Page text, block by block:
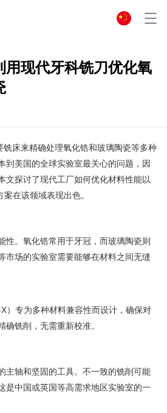
用现代牙科铣刀优化氧
床来精确处理氧化锆和玻璃陶瓷等多种
到美国的全球实验室最关心的问题，因
文探讨了现代工厂如何优化材料性能以
在该领域表现出色。
性。氧化锆常用于牙冠，而玻璃陶瓷则
市场的实验室需要能够在材料之间无缝
）专为多种材料兼容性而设计，确保对
铣削，无需重新校准。
主轴和坚固的工具。不一致的铣削可能
是中国或英国等高需求地区实验室的一